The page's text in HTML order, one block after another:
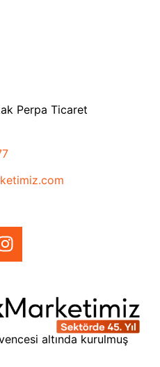
Perpa Ticaret
altında kurulmuş